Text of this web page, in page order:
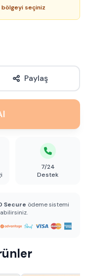
seçiniz
Paylaş
7/24
Destek
Secure ödeme sistemi